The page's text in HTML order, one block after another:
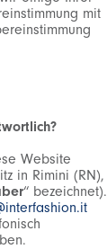
mit
Website
in Rimini (RN),
“ bezeichnet).